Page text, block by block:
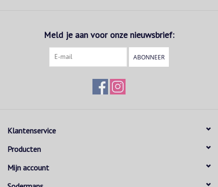
Meld je aan voor onze nieuwsbrief:
ABONNEER
Klantenservice
Producten
Mijn account